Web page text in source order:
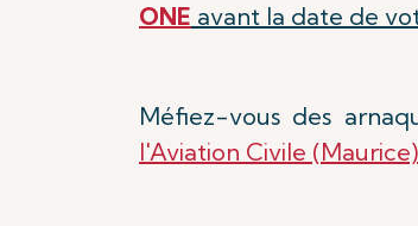
ONE avant la date de
Méfiez-vous des
l'Aviation Civile (Maurice)